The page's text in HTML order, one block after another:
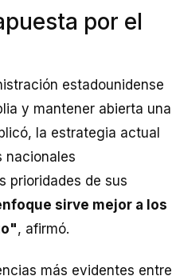
por el
estadounidense
y mantener abierta una
la estrategia actual
nacionales
prioridades de sus
sirve mejor a los
, afirmó.
más evidentes entre